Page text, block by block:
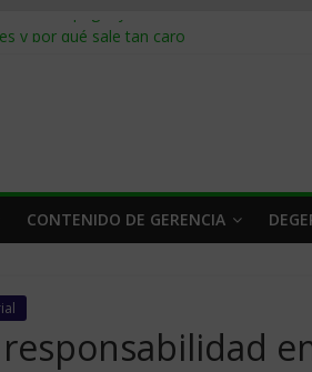
cómo pagar y cobrar en 2026
de suministro: qué hacer
cómo segmentarlo y venderle
CONTENIDO DE GERENCIA